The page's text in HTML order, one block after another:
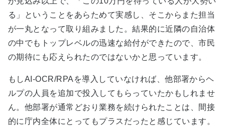
る」ということをあらためて実感し、そこからまた担当
が一丸となって取り組みました。結果的に近隣の自治体
の中でもトップレベルの迅速な給付ができたので、市民
の期待にも応えられたのではないかと思っています。
もしAI-OCR/RPAを導入していなければ、他部署からヘ
ルプの人員を追加で投入してもらっていたかもしれませ
ん。他部署が通常どおり業務を続けられたことは、間接
的に庁内全体にとってもプラスだったと感じています。